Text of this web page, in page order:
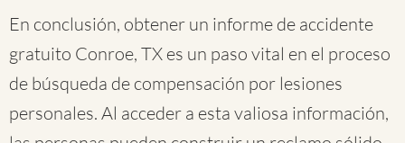
En conclusión, obtener un informe de accidente
gratuito Conroe, TX es un paso vital en el proceso
de búsqueda de compensación por lesiones
personales. Al acceder a esta valiosa información,